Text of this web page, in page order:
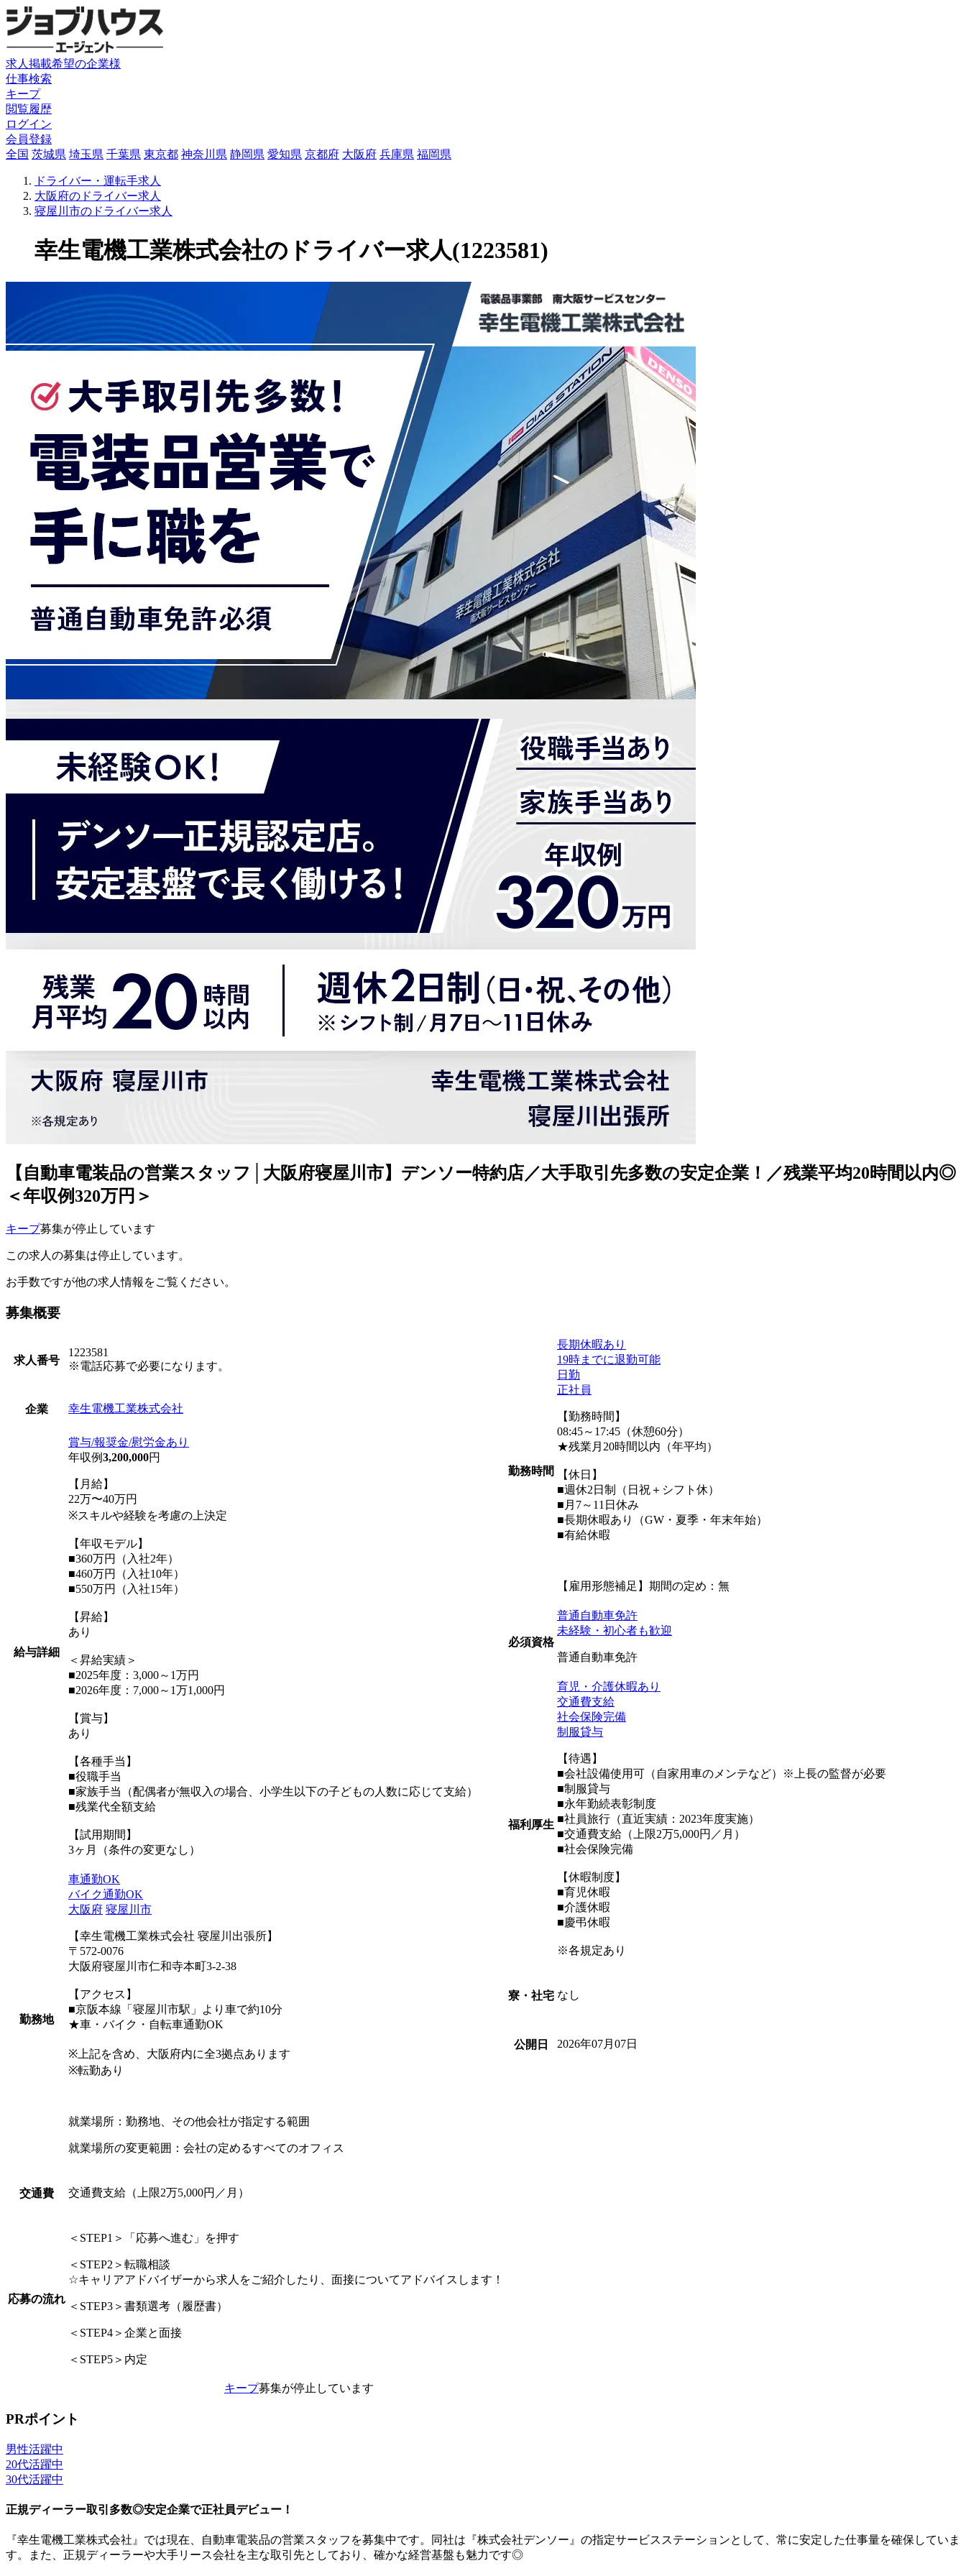
求人掲載希望の企業様
仕事検索
キープ
閲覧履歴
ログイン
会員登録
全国 茨城県 埼玉県 千葉県 東京都 神奈川県 静岡県 愛知県 京都府 大阪府 兵庫県 福岡県
ドライバー・運転手求人
大阪府のドライバー求人
寝屋川市のドライバー求人
幸生電機工業株式会社のドライバー求人(1223581)
【自動車電装品の営業スタッフ│大阪府寝屋川市】デンソー特約店／大手取引先多数の安定企業！／残業平均20時間以内◎
＜年収例320万円＞
キープ募集が停止しています
この求人の募集は停止しています。
お手数ですが他の求人情報をご覧ください。
募集概要
求人番号
1223581
※電話応募で必要になります。
企業 幸生電機工業株式会社
給与詳細
賞与/報奨金/慰労金あり
年収例3,200,000円
【月給】
22万〜40万円
※スキルや経験を考慮の上決定
【年収モデル】
■360万円（入社2年）
■460万円（入社10年）
■550万円（入社15年）
【昇給】
あり
＜昇給実績＞
■2025年度：3,000～1万円
■2026年度：7,000～1万1,000円
【賞与】
あり
【各種手当】
■役職手当
■家族手当（配偶者が無収入の場合、小学生以下の子どもの人数に応じて支給）
■残業代全額支給
【試用期間】
3ヶ月（条件の変更なし）
勤務地
車通勤OK
バイク通勤OK
大阪府 寝屋川市
【幸生電機工業株式会社 寝屋川出張所】
〒572-0076
大阪府寝屋川市仁和寺本町3-2-38
【アクセス】
■京阪本線「寝屋川市駅」より車で約10分
★車・バイク・自転車通勤OK
※上記を含め、大阪府内に全3拠点あります
※転勤あり
就業場所：勤務地、その他会社が指定する範囲
就業場所の変更範囲：会社の定めるすべてのオフィス
交通費 交通費支給（上限2万5,000円／月）
応募の流れ
＜STEP1＞「応募へ進む」を押す
＜STEP2＞転職相談
☆キャリアアドバイザーから求人をご紹介したり、面接についてアドバイスします！
＜STEP3＞書類選考（履歴書）
＜STEP4＞企業と面接
＜STEP5＞内定
勤務時間
長期休暇あり
19時までに退勤可能
日勤
正社員
【勤務時間】
08:45～17:45（休憩60分）
★残業月20時間以内（年平均）
【休日】
■週休2日制（日祝＋シフト休）
■月7～11日休み
■長期休暇あり（GW・夏季・年末年始）
■有給休暇
【雇用形態補足】期間の定め：無
必須資格
普通自動車免許
未経験・初心者も歓迎
普通自動車免許
福利厚生
育児・介護休暇あり
交通費支給
社会保険完備
制服貸与
【待遇】
■会社設備使用可（自家用車のメンテなど）※上長の監督が必要
■制服貸与
■永年勤続表彰制度
■社員旅行（直近実績：2023年度実施）
■交通費支給（上限2万5,000円／月）
■社会保険完備
【休暇制度】
■育児休暇
■介護休暇
■慶弔休暇
※各規定あり
寮・社宅 なし
公開日 2026年07月07日
キープ募集が停止しています
PRポイント
男性活躍中
20代活躍中
30代活躍中
正規ディーラー取引多数◎安定企業で正社員デビュー！
『幸生電機工業株式会社』では現在、自動車電装品の営業スタッフを募集中です。同社は『株式会社デンソー』の指定サービスステーションとして、常に安定した仕事量を確保していま
す。また、正規ディーラーや大手リース会社を主な取引先としており、確かな経営基盤も魅力です◎